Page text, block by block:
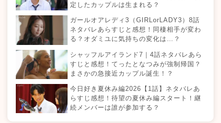
定したカップルは生まれる？
ガールオアレディ3（GIRLorLADY3）8話
ネタバレあらすじと感想！同棲相手が変わ
る？オダミユに気持ちの変化は…？
シャッフルアイランド7｜4話ネタバレあら
すじと感想！てったとなつみが強制帰国？
まさかの急接近カップル誕生！？
今日好き夏休み編2026【1話】ネタバレあ
らすじ感想！待望の夏休み編スタート！継
続メンバーは誰が参加する？